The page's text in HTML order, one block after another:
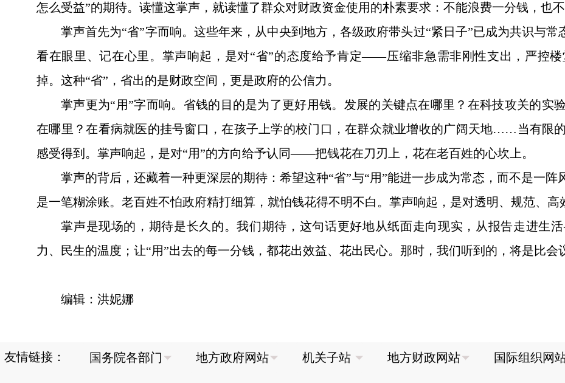
怎么受益”的期待。读懂这掌声，就读懂了群众对财政资金使用的朴素要求：不能浪费一分钱，也不
掌声首先为“省”字而响。这些年来，从中央到地方，各级政府带头过“紧日子”已成为共识与
看在眼里、记在心里。掌声响起，是对“省”的态度给予肯定——压缩非急需非刚性支出，严控
掉。这种“省”，省出的是财政空间，更是政府的公信力。
掌声更为“用”字而响。省钱的目的是为了更好用钱。发展的关键点在哪里？在科技攻关的实
在哪里？在看病就医的挂号窗口，在孩子上学的校门口，在群众就业增收的广阔天地……当有限
感受得到。掌声响起，是对“用”的方向给予认同——把钱花在刀刃上，花在老百姓的心坎上。
掌声的背后，还藏着一种更深层的期待：希望这种“省”与“用”能进一步成为常态，而不是一
是一笔糊涂账。老百姓不怕政府精打细算，就怕钱花得不明不白。掌声响起，是对透明、规范、高
掌声是现场的，期待是长久的。我们期待，这句话更好地从纸面走向现实，从报告走进生
力、民生的温度；让“用”出去的每一分钱，都花出效益、花出民心。那时，我们听到的，将是比会
编辑：洪妮娜
友情链接：